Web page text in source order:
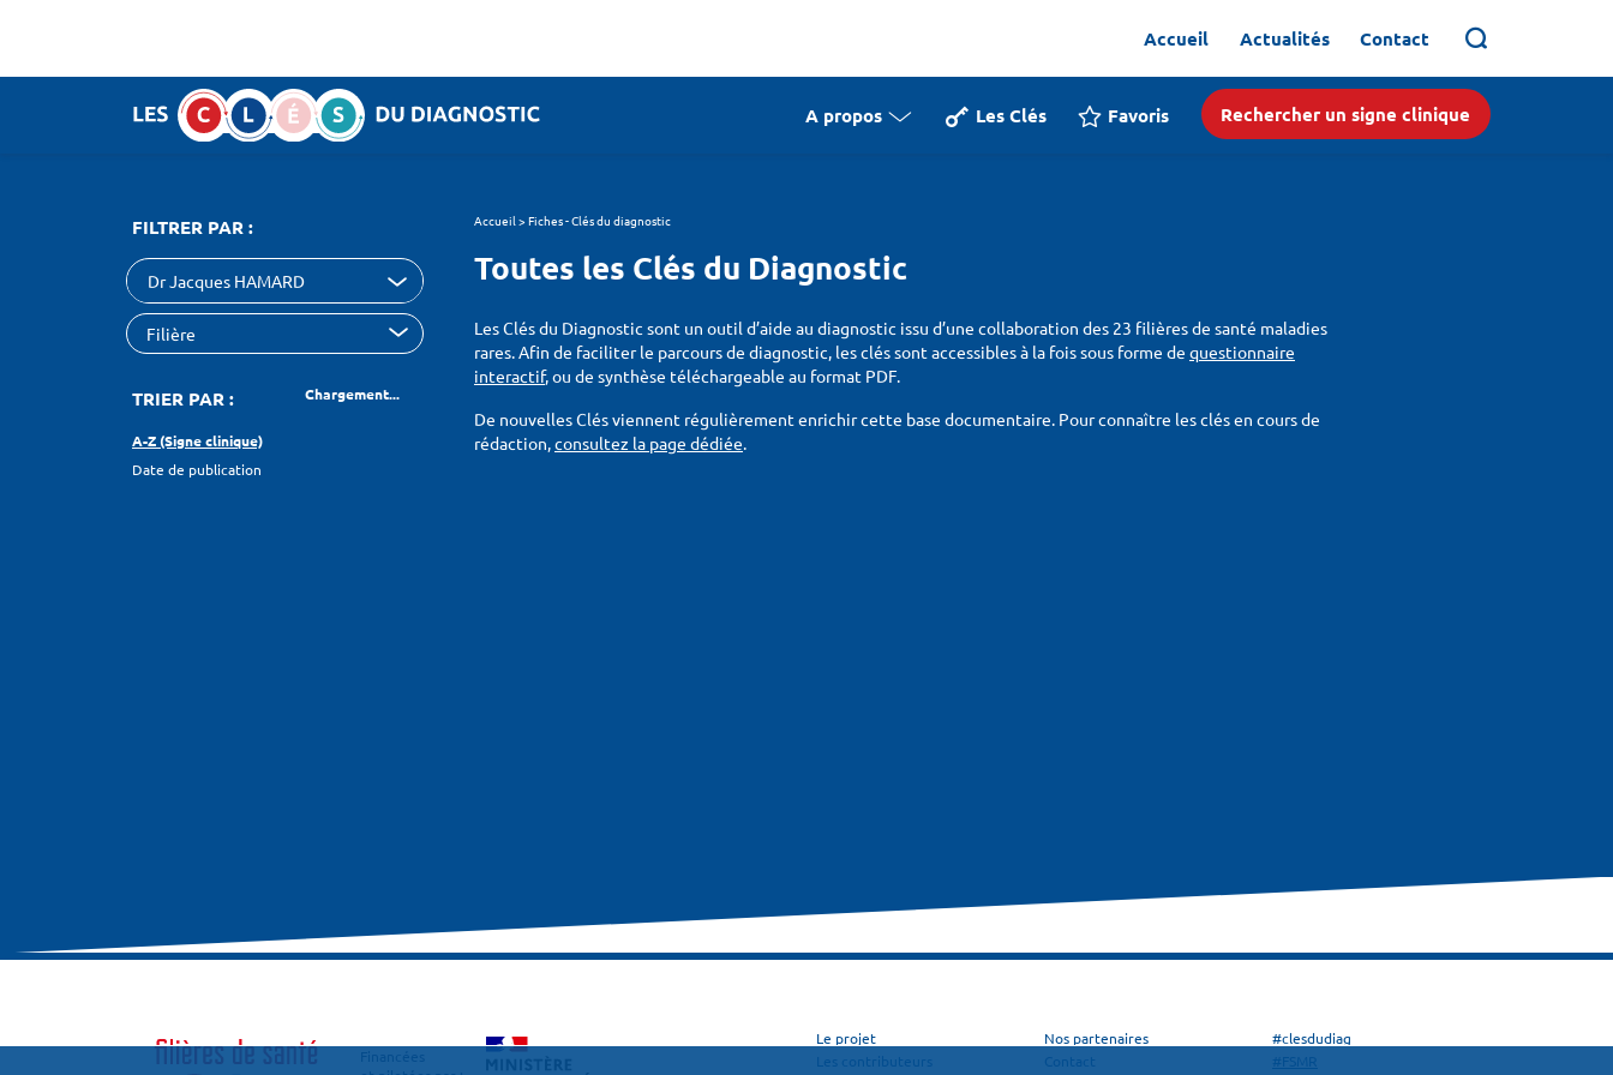
Accueil Actualités Contact
A propos Les Clés Favoris Rechercher un signe clinique
FILTRER PAR :
Dr Jacques HAMARD
TRIER PAR : Chargement...
A-Z (Signe clinique)
Date de publication
Accueil>Fiches - Clés du diagnostic
Toutes les Clés du Diagnostic
Les Clés du Diagnostic sont un outil d’aide au diagnostic issu d’une collaboration des 23 filières de santé maladies
rares. Afin de faciliter le parcours de diagnostic, les clés sont accessibles à la fois sous forme de questionnaire
interactif, ou de synthèse téléchargeable au format PDF.
De nouvelles Clés viennent régulièrement enrichir cette base documentaire. Pour connaître les clés en cours de
rédaction,consultez la page dédiée.
Le projet
Les contributeurs
Nos partenaires
Contact
#clesdudiag
#FSMR